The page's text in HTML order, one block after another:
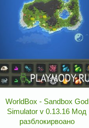
WorldBox - Sandbox God
Simulator v 0.13.16 Мод
разблокирвоано